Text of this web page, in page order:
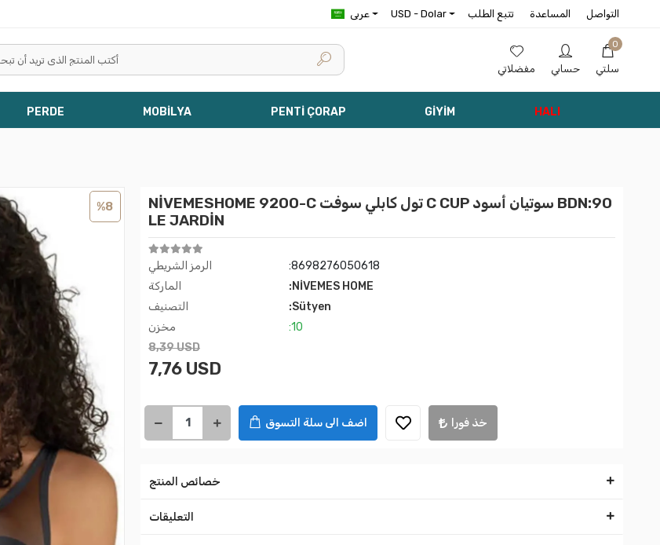
عربى USD - Dolar تتبع الطلب المساعدة التواصل
مفضلاتي حسابي
0
سلتي
PERDE MOBİLYA PENTİ ÇORAP GİYİM HALI
%8
NİVEMESHOME 9200-C تول كابلي سوفت C CUP سوتيان أسود BDN:90
LE JARDİN
الرمز الشريطي
:8698276050618
الماركة
:NİVEMES HOME
التصنيف
:Sütyen
مخزن
:10
8,39 USD
7,76 USD
اضف الى سلة التسوق خذ فورا
خصائص المنتج
التعليقات